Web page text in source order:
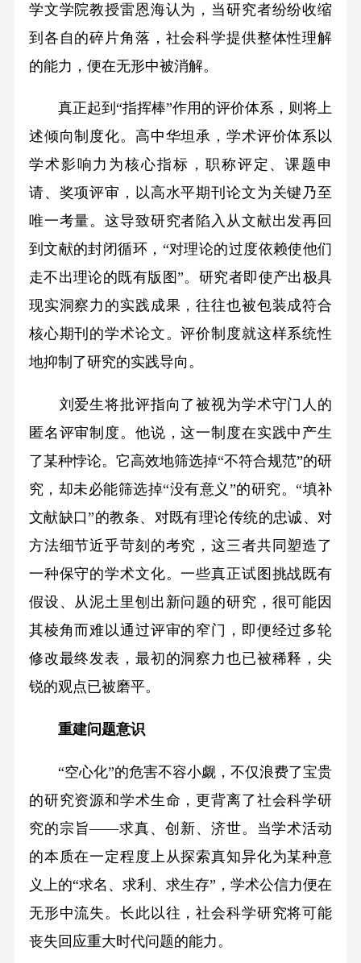
学文学院教授雷恩海认为，当研究者纷纷收缩
到各自的碎片角落，社会科学提供整体性理解
的能力，便在无形中被消解。
真正起到“指挥棒”作用的评价体系，则将上
述倾向制度化。高中华坦承，学术评价体系以
学术影响力为核心指标，职称评定、课题申
请、奖项评审，以高水平期刊论文为关键乃至
唯一考量。这导致研究者陷入从文献出发再回
到文献的封闭循环，“对理论的过度依赖使他们
走不出理论的既有版图”。研究者即使产出极具
现实洞察力的实践成果，往往也被包装成符合
核心期刊的学术论文。评价制度就这样系统性
地抑制了研究的实践导向。
刘爱生将批评指向了被视为学术守门人的
匿名评审制度。他说，这一制度在实践中产生
了某种悖论。它高效地筛选掉“不符合规范”的研
究，却未必能筛选掉“没有意义”的研究。“填补
文献缺口”的教条、对既有理论传统的忠诚、对
方法细节近乎苛刻的考究，这三者共同塑造了
一种保守的学术文化。一些真正试图挑战既有
假设、从泥土里刨出新问题的研究，很可能因
其棱角而难以通过评审的窄门，即便经过多轮
修改最终发表，最初的洞察力也已被稀释，尖
锐的观点已被磨平。
重建问题意识
“空心化”的危害不容小觑，不仅浪费了宝贵
的研究资源和学术生命，更背离了社会科学研
究的宗旨——求真、创新、济世。当学术活动
的本质在一定程度上从探索真知异化为某种意
义上的“求名、求利、求生存”，学术公信力便在
无形中流失。长此以往，社会科学研究将可能
丧失回应重大时代问题的能力。